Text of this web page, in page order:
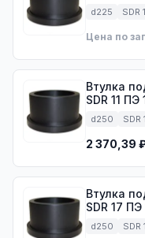
d225 SDR
Цена по
Втулка
SDR 11 ПЭ
d250 SDR
2 370,39
Втулка
SDR 17 ПЭ
d250 SDR